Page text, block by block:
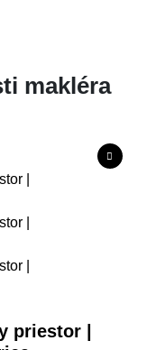
makléra
priestor |